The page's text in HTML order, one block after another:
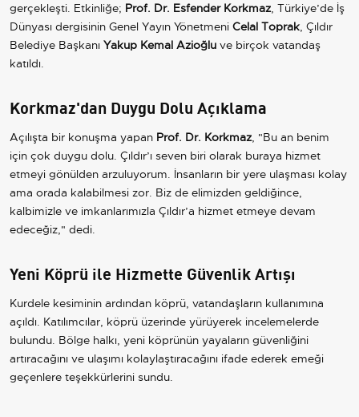
gerçekleşti. Etkinliğe; Prof. Dr. Esfender Korkmaz, Türkiye’de İş
Dünyası dergisinin Genel Yayın Yönetmeni Celal Toprak, Çıldır
Belediye Başkanı Yakup Kemal Azioğlu ve birçok vatandaş
katıldı.
Korkmaz'dan Duygu Dolu Açıklama
Açılışta bir konuşma yapan Prof. Dr. Korkmaz, "Bu an benim
için çok duygu dolu. Çıldır’ı seven biri olarak buraya hizmet
etmeyi gönülden arzuluyorum. İnsanların bir yere ulaşması kolay
ama orada kalabilmesi zor. Biz de elimizden geldiğince,
kalbimizle ve imkanlarımızla Çıldır’a hizmet etmeye devam
edeceğiz," dedi.
Yeni Köprü ile Hizmette Güvenlik Artışı
Kurdele kesiminin ardından köprü, vatandaşların kullanımına
açıldı. Katılımcılar, köprü üzerinde yürüyerek incelemelerde
bulundu. Bölge halkı, yeni köprünün yayaların güvenliğini
artıracağını ve ulaşımı kolaylaştıracağını ifade ederek emeği
geçenlere teşekkürlerini sundu.